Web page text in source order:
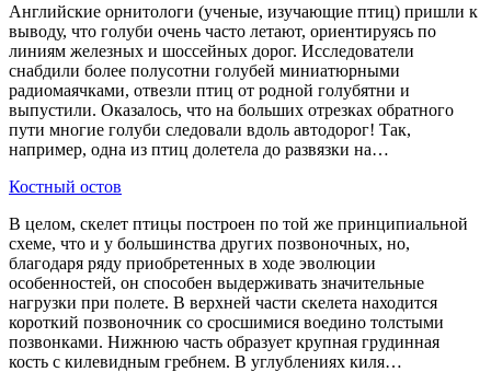
Английские орнитологи (ученые, изучающие птиц) пришли к
выводу, что голуби очень часто летают, ориентируясь по
линиям железных и шоссейных дорог. Исследователи
снабдили более полусотни голубей миниатюрными
радиомаячками, отвезли птиц от родной голубятни и
выпустили. Оказалось, что на больших отрезках обратного
пути многие голуби следовали вдоль автодорог! Так,
например, одна из птиц долетела до развязки на…
Костный остов
В целом, скелет птицы построен по той же принципиальной
схеме, что и у большинства других позвоночных, но,
благодаря ряду приобретенных в ходе эволюции
особенностей, он способен выдерживать значительные
нагрузки при полете. В верхней части скелета находится
короткий позвоночник со сросшимися воедино толстыми
позвонками. Нижнюю часть образует крупная грудинная
кость с килевидным гребнем. В углублениях киля…